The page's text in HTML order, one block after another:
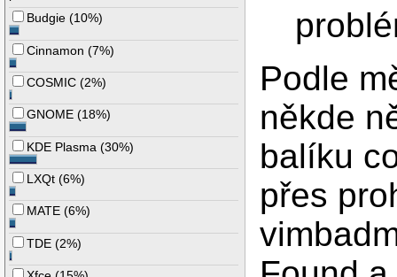
Budgie (10%)
Cinnamon (7%)
COSMIC (2%)
GNOME (18%)
KDE Plasma (30%)
LXQt (6%)
MATE (6%)
TDE (2%)
Podle
někde
balíku
přes